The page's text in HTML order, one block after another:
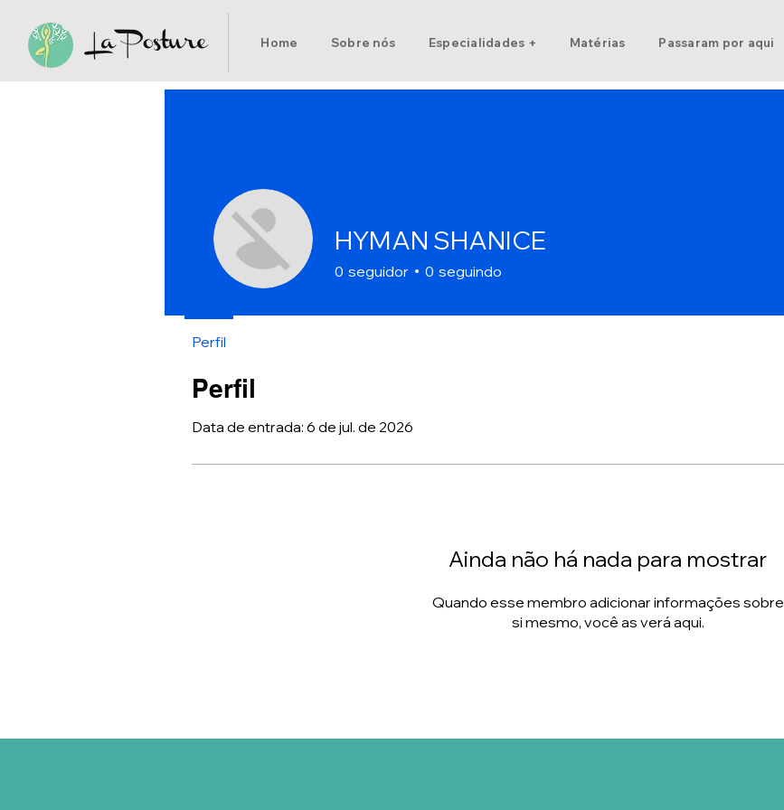
Home Sobre nós Especialidades + Matérias Passaram por aqui
Perfil
Data de entrada: 6 de jul. de 2026
Ainda não há nada para mostrar
Quando esse membro adicionar informações sobre
si mesmo, você as verá aqui.
HYMAN SHANICE
0 seguidor 0 seguindo
Perfil